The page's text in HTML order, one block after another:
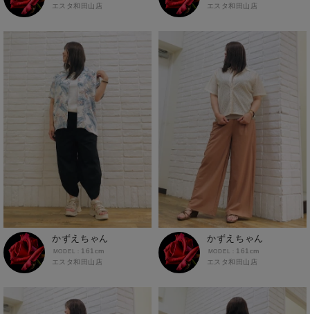
エスタ和田山店 エスタ和田山店
かずえちゃん
エスタ和田山店
161cm
かずえちゃん
エスタ和田山店
161cm